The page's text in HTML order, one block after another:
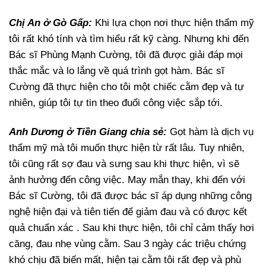
Chị An ở Gò Gấp: Khi lựa chọn nơi thực hiện thẩm mỹ
tôi rất khó tính và tìm hiểu rất kỹ càng. Nhưng khi đến
Bác sĩ Phùng Mạnh Cường, tôi đã được giải đáp mọi
thắc mắc và lo lắng về quá trình gọt hàm. Bác sĩ
Cường đã thực hiện cho tôi một chiếc cằm đẹp và tự
nhiên, giúp tôi tự tin theo đuổi công việc sắp tới.
Anh Dương ở Tiền Giang chia sẻ: Gọt hàm là dịch vụ
thẩm mỹ mà tôi muốn thực hiện từ rất lâu. Tuy nhiên,
tôi cũng rất sợ đau và sưng sau khi thực hiện, vì sẽ
ảnh hưởng đến công việc. May mắn thay, khi đến với
Bác sĩ Cường, tôi đã được bác sĩ áp dụng những công
nghệ hiện đại và tiên tiến để giảm đau và có được kết
quả chuẩn xác . Sau khi thực hiện, tôi chỉ cảm thấy hơi
căng, đau nhẹ vùng cằm. Sau 3 ngày các triệu chứng
khó chịu đã biến mất, hiện tại cằm tôi rất đẹp và phù